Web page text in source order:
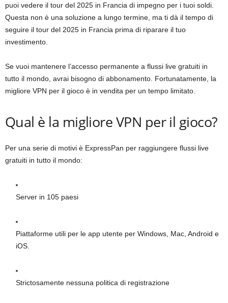
puoi vedere il tour del 2025 in Francia di impegno per i tuoi soldi.
Questa non è una soluzione a lungo termine, ma ti dà il tempo di
seguire il tour del 2025 in Francia prima di riparare il tuo
investimento.
Se vuoi mantenere l’accesso permanente a flussi live gratuiti in
tutto il mondo, avrai bisogno di abbonamento. Fortunatamente, la
migliore VPN per il gioco è in vendita per un tempo limitato.
Qual è la migliore VPN per il gioco?
Per una serie di motivi è ExpressPan per raggiungere flussi live
gratuiti in tutto il mondo:
Server in 105 paesi
Piattaforme utili per le app utente per Windows, Mac, Android e
iOS.
Strictosamente nessuna politica di registrazione